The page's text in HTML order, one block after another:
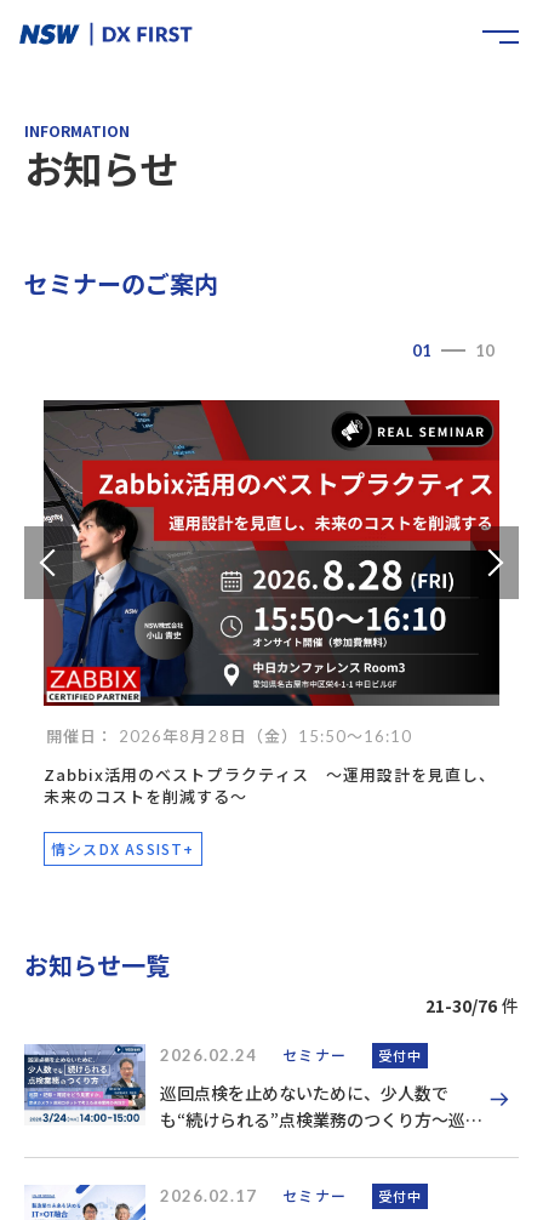
INFORMATION
お知らせ
セミナーのご案内
01 10
開催日： 2026年8月28日（金）15:50～16:10
Zabbix活用のベストプラクティス ～運用設計を見直し、
未来のコストを削減する～
情シスDX ASSIST+
お知らせ一覧
21-30/76 件
2026.02.24 セミナー 受付中
巡回点検を止めないために、少人数で
も“続けられる”点検業務のつくり方～巡
計～
2026.02.17 セミナー 受付中